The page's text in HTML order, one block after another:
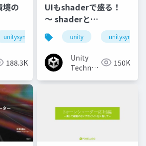
の
unitysync
188.3K
UIもshaderで盛る！
〜 shaderと
animationで作るリッ
チなUI演出
unity unitysync
Unity
Technologies150K